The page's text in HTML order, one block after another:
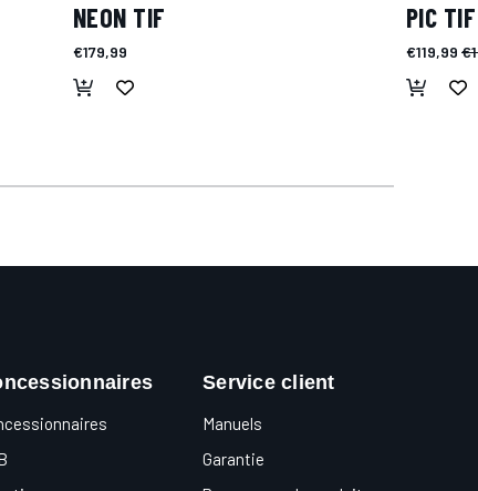
NEON TIF
€179,99
PIC TIF
€119,99
Service client
Manuels
Garantie